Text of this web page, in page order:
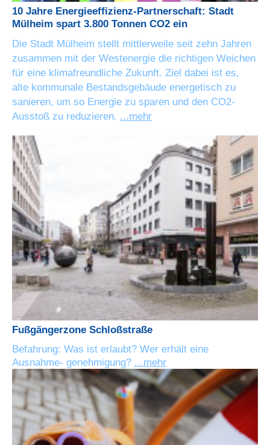
10 Jahre Energieeffizienz-Partnerschaft: Stadt
Mülheim spart 3.800 Tonnen CO2 ein
Die Stadt Mülheim stellt mittlerweile seit zehn Jahren
zusammen mit der Westenergie die richtigen Weichen
für eine klimafreundliche Zukunft. Ziel dabei ist es,
alte kommunale Bestandsgebäude energetisch zu
sanieren, um so Energie zu sparen und den CO2-
Ausstoß zu reduzieren. ...mehr
Fußgängerzone Schloßstraße
Befahrung: Was ist erlaubt? Wer erhält eine
Ausnahme- genehmigung? ...mehr